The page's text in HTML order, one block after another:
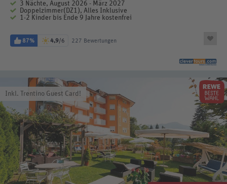
3 Nächte, August 2026 - März 2027
Doppelzimmer(DZ1), Alles Inklusive
1-2 Kinder bis Ende 9 Jahre kostenfrei
87% 4,9/6 227 Bewertungen
Inkl. Trentino Guest Card!